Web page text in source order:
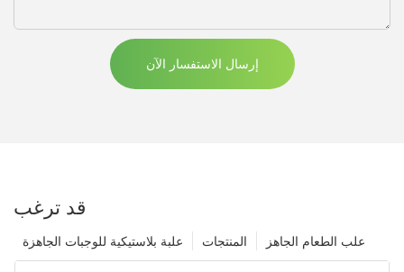
إرسال الاستفسار الآن
قد ترغب
علب الطعام الجاهز المنتجات علبة بلاستيكية للوجبات الجاهزة